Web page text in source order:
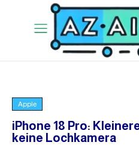
Apple
iPhone 18 Pro:
keine Lochkamera